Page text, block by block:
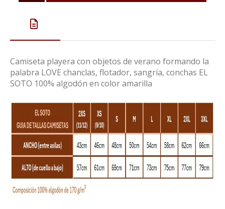
Camiseta playera con objetos de verano formando la
palabra LOVE chanclas, flotador, sangría, conchas EL
SOTO 100% algodón en color amarilla